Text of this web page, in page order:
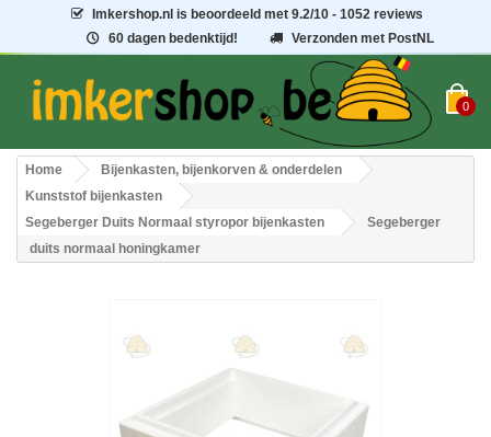
Imkershop.nl is beoordeeld met9.2/10 - 1052 reviews
60 dagen bedenktijd!
Verzonden met PostNL
0
Home
Bijenkasten, bijenkorven & onderdelen
Kunststof bijenkasten
Segeberger Duits Normaal styropor bijenkasten
Segeberger
duits normaal honingkamer